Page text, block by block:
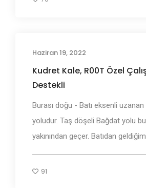
Haziran 19, 2022
Kudret Kale, R00T Özel
Destekli
Burası doğu - Batı eksenli
yoludur. Taş döşeli Bağdat yolu
yakınından geçer. Batıdan
91